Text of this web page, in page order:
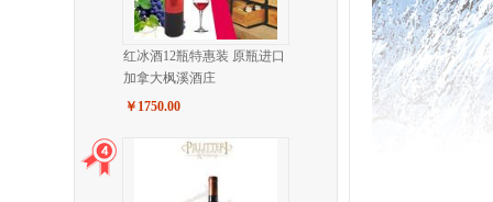
红冰酒12瓶特惠装 原瓶进口
加拿大枫溪酒庄
￥1750.00